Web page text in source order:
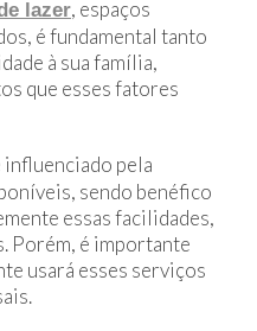
lazer, espaços
é fundamental tanto
à sua família,
que esses fatores
influenciado pela
sendo benéfico
essas facilidades,
Porém, é importante
usará esses serviços